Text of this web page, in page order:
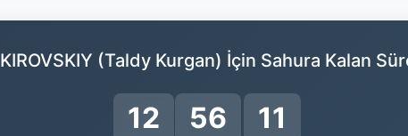
KIROVSKIY (Taldy Kurgan) İçin Sahura Kalan
12 56 10